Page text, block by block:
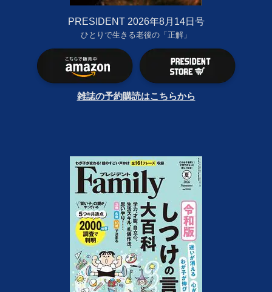
PRESIDENT 2026年8月14日号
ひとりで生きる老後の「正解」
雑誌の予約購読はこちらから